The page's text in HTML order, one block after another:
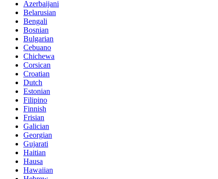
Azerbaijani
Belarusian
Bengali
Bosnian
Bulgarian
Cebuano
Chichewa
Corsican
Croatian
Dutch
Estonian
Filipino
Finnish
Frisian
Galician
Georgian
Gujarati
Haitian
Hausa
Hawaiian